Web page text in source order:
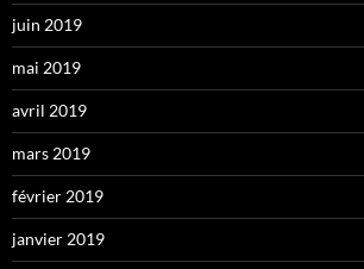
juin 2019
mai 2019
avril 2019
mars 2019
février 2019
janvier 2019